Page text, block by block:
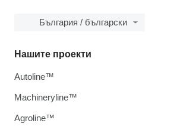
България / български
Нашите проекти
Autoline™
Machineryline™
Agroline™